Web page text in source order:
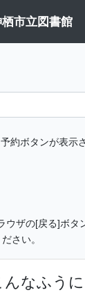
市立図書館
約ボタンが表示
ウザの[戻る]ボタ
さい。
んなふう